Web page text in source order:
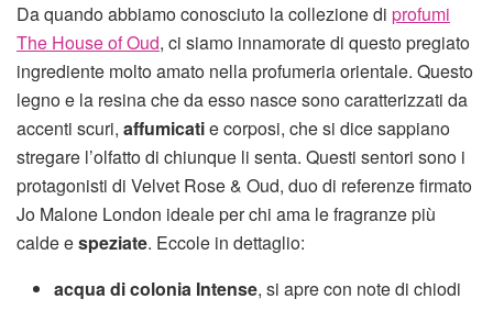
Da quando abbiamo conosciuto la collezione di profumi
The House of Oud, ci siamo innamorate di questo pregiato
ingrediente molto amato nella profumeria orientale. Questo
legno e la resina che da esso nasce sono caratterizzati da
accenti scuri, affumicatie corposi, che si dice sappiano
stregare l’olfatto di chiunque li senta. Questi sentori sono i
protagonisti di Velvet Rose & Oud, duo di referenze firmato
Jo Malone London ideale per chi ama le fragranze più
calde espeziate. Eccole in dettaglio:
acqua di colonia Intense, si apre con note di chiodi